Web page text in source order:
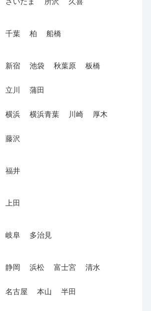
千葉 柏 船橋
新宿 池袋 秋葉原 板橋
立川 蒲田
横浜 横浜青葉 川崎 厚木
藤沢
福井
上田
岐阜 多治見
静岡 浜松 富士宮 清水
名古屋 本山 半田